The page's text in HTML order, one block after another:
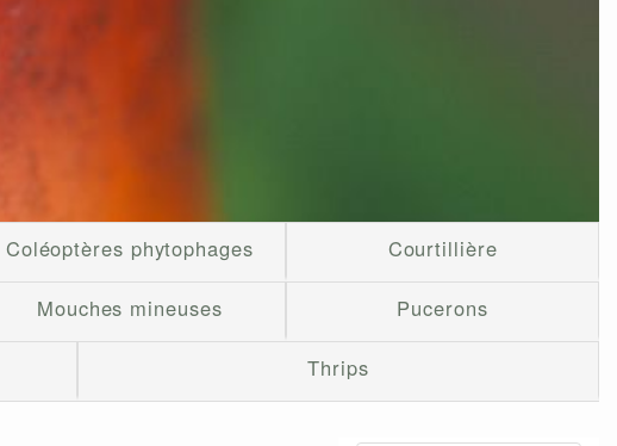
Coléoptères phytophages Courtillière
Mouches mineuses Pucerons
Thrips